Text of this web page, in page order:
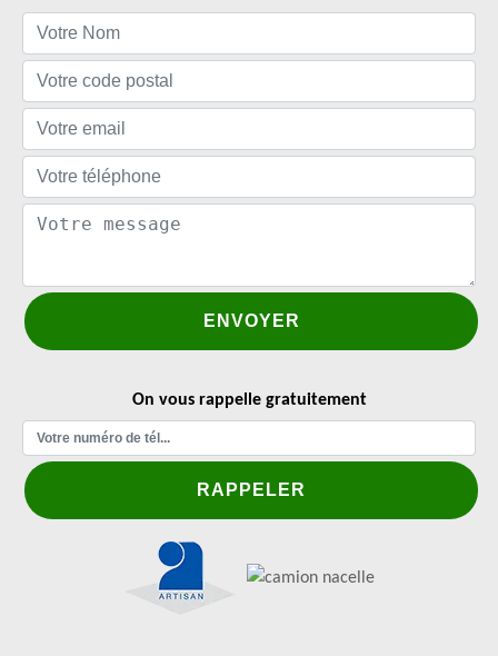
On vous rappelle gratuitement